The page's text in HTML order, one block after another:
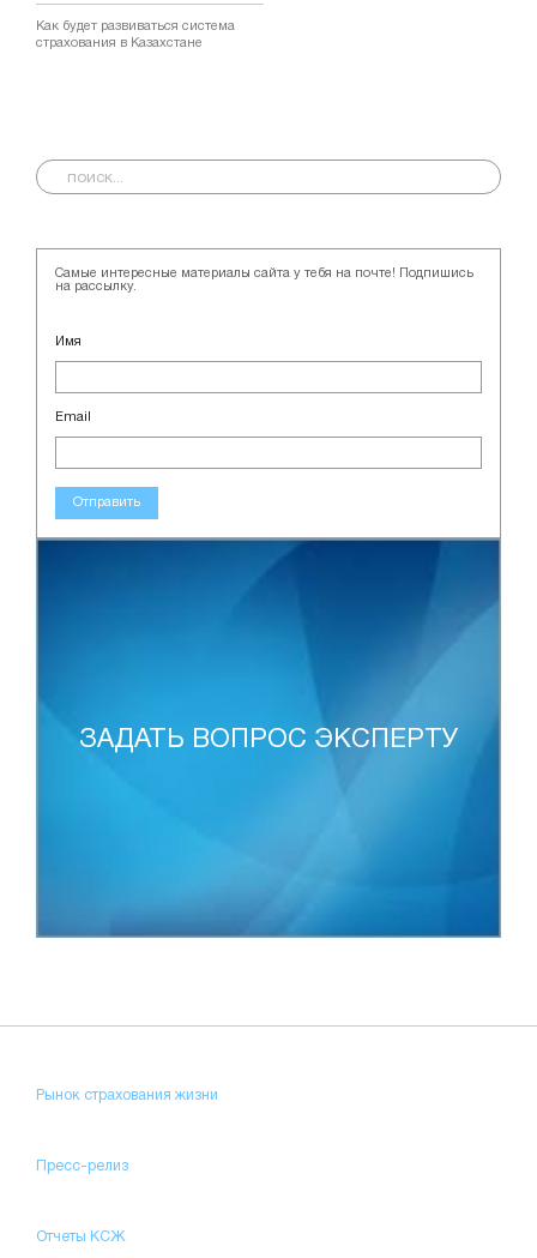
Как будет развиваться система
страхования в Казахстане
Самые интересные материалы сайта у тебя на почте! Подпишись
на рассылку.
Имя
Email
Отправить
ЗАДАТЬ ВОПРОС ЭКСПЕРТУ
Рынок страхования жизни
Пресс-релиз
Отчеты КСЖ